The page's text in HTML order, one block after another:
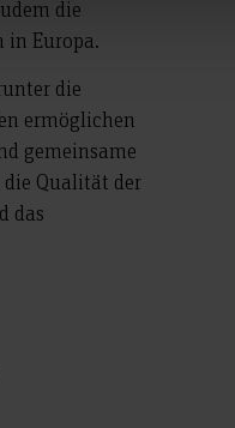
die
in Europa.
die
ermöglichen
gemeinsame
Qualität der
das